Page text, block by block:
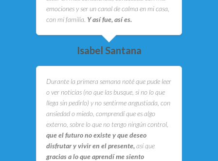
emociones y ser un canal de calma en mi casa,
con mi familia. Y así fue, así es.
Isabel Santana
Durante la primera semana noté que pude leer
o ver noticias (no que las busque, si no lo que
llega sin pedirlo) y no sentirme angustiada, con
ansiedad o miedo, comprendí que es algo
externo, sobre lo que no tengo ningún control,
que el futuro no existe y que deseo
disfrutar y vivir en el presente, así que
gracias a lo que aprendí me siento